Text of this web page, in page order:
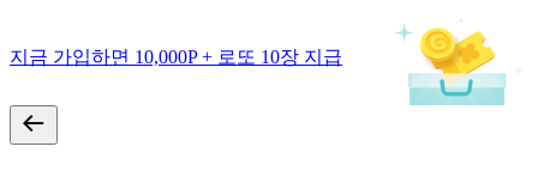
지금 가입하면 10,000P + 로또 10장 지급